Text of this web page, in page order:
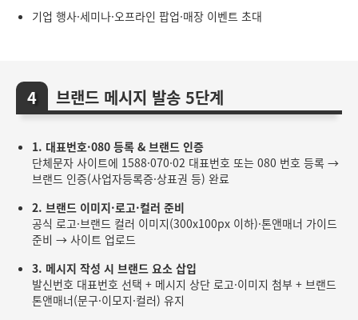
기업 행사·세미나·오프라인 팝업·매장 이벤트 초대
브랜드 메시지 발송 5단계
1. 대표번호·080 등록 & 브랜드 인증
단체문자 사이트에 1588·070·02 대표번호 또는 080 번호 등록 →
브랜드 인증(사업자등록증·상표권 등) 완료
2. 브랜드 이미지·로고·컬러 준비
공식 로고·브랜드 컬러 이미지(300x100px 이하)·톤앤매너 가이드
준비 → 사이트 업로드
3. 메시지 작성 시 브랜드 요소 삽입
발신번호 대표번호 선택 + 메시지 상단 로고·이미지 첨부 + 브랜드
톤앤매너(문구·이모지·컬러) 유지